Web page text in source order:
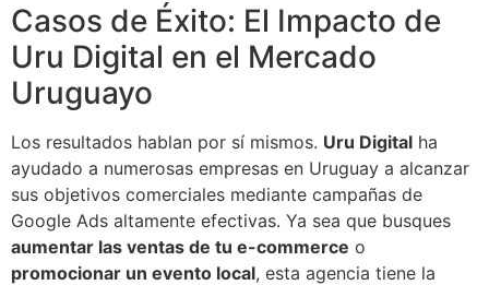
Casos de Éxito: El Impacto de
Uru Digital en el Mercado
Uruguayo
Los resultados hablan por sí mismos. Uru Digital ha
ayudado a numerosas empresas en Uruguay a alcanzar
sus objetivos comerciales mediante campañas de
Google Ads altamente efectivas. Ya sea que busques
aumentar las ventas de tu e-commerce o
promocionar un evento local, esta agencia tiene la